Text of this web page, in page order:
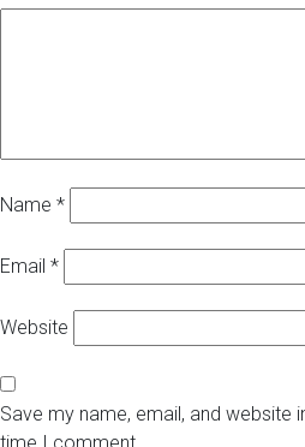
Name *
Email *
Website
Save my name, email, and website
time I comment.